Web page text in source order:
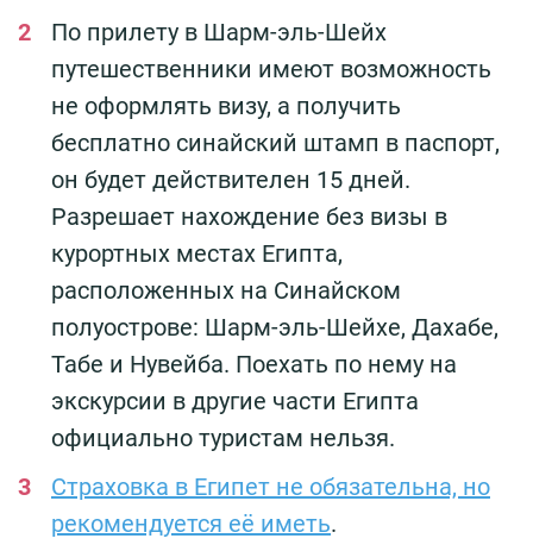
По прилету в Шарм-эль-Шейх
путешественники имеют возможность
не оформлять визу, а получить
бесплатно синайский штамп в паспорт,
он будет действителен 15 дней.
Разрешает нахождение без визы в
курортных местах Египта,
расположенных на Синайском
полуострове: Шарм-эль-Шейхе, Дахабе,
Табе и Нувейба. Поехать по нему на
экскурсии в другие части Египта
официально туристам нельзя.
Страховка в Египет не обязательна, но
рекомендуется её иметь.